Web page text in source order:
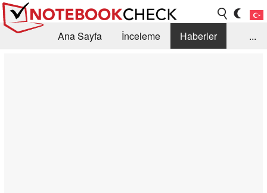
Ana Sayfa İnceleme
Haberler
...